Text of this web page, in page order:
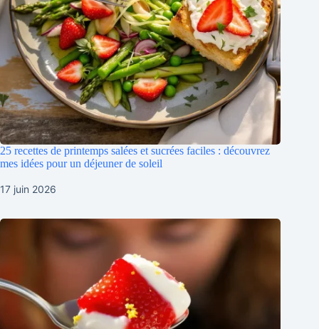
25 recettes de printemps salées et sucrées faciles : découvrez
mes idées pour un déjeuner de soleil
17 juin 2026